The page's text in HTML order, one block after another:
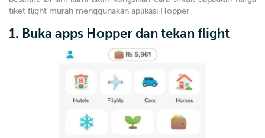
tiket flight murah menggunakan aplikasi Hopper.
1. Buka apps Hopper dan tekan flight